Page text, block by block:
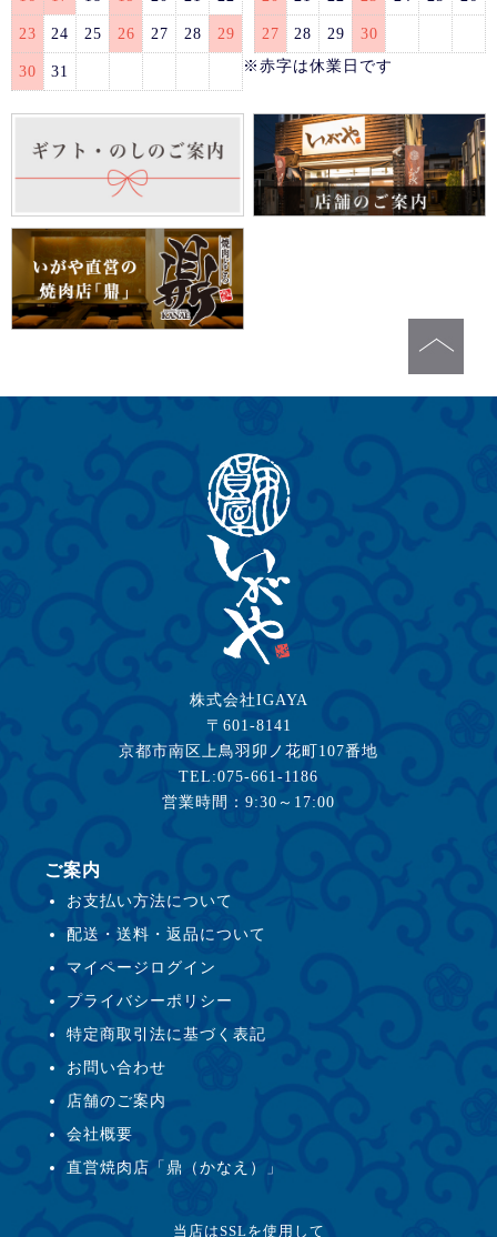
23 24 25 26 27 28 29
30 31
27 28 29
30
※赤字は休業日です
株式会社IGAYA
〒601-8141
京都市南区上鳥羽卯ノ花町107番地
TEL:075-661-1186
営業時間：9:30～17:00
ご案内
お支払い方法について
配送・送料・返品について
マイページログイン
プライバシーポリシー
特定商取引法に基づく表記
お問い合わせ
店舗のご案内
会社概要
直営焼肉店「鼎（かなえ）」
当店はSSLを使用して